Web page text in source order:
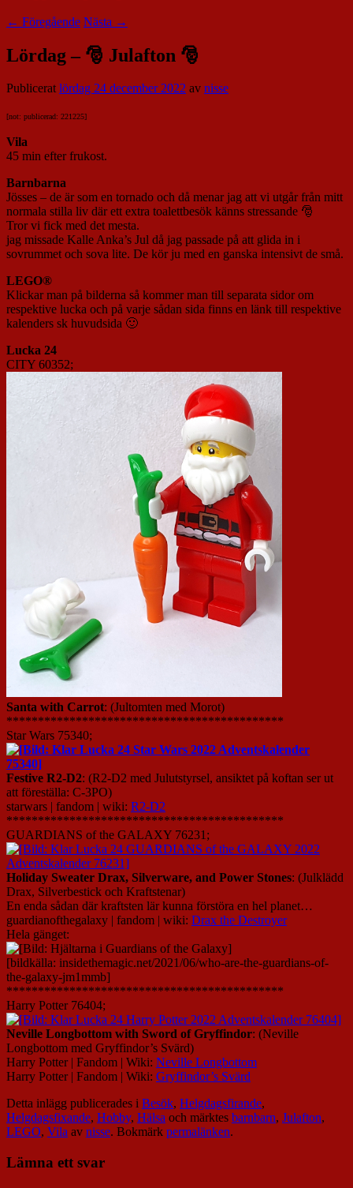
← Föregående Nästa →
Lördag – 🎅 Julafton 🎅
Publiceratlördag 24 december 2022 av nisse
[not: publicerad: 221225]
Vila
45 min efter frukost.
Barnbarna
Jösses – de är som en tornado och då menar jag att vi utgår från mitt
normala stilla liv där ett extra toalettbesök känns stressande 🎅
Tror vi fick med det mesta.
jag missade Kalle Anka’s Jul då jag passade på att glida in i
sovrummet och sova lite. De kör ju med en ganska intensivt de små.
LEGO®
Klickar man på bilderna så kommer man till separata sidor om
respektive lucka och på varje sådan sida finns en länk till respektive
kalenders sk huvudsida 🙂
Lucka 24
CITY 60352;
Santa with Carrot: (Jultomten med Morot)
********************************************
Star Wars 75340;
Festive R2-D2: (R2-D2 med Julutstyrsel, ansiktet på koftan ser ut
att föreställa: C-3PO)
starwars | fandom | wiki: R2-D2
********************************************
GUARDIANS of the GALAXY 76231;
Holiday Sweater Drax, Silverware, and Power Stones: (Julklädd
Drax, Silverbestick och Kraftstenar)
En enda sådan där kraftsten lär kunna förstöra en hel planet…
guardianofthegalaxy | fandom | wiki: Drax the Destroyer
Hela gänget:
[bildkälla: insidethemagic.net/2021/06/who-are-the-guardians-of-
the-galaxy-jm1mmb]
********************************************
Harry Potter 76404;
Neville Longbottom with Sword of Gryffindor: (Neville
Longbottom med Gryffindor’s Svärd)
Harry Potter | Fandom | Wiki: Neville Longbottom
Harry Potter | Fandom | Wiki: Gryffindor’s Svärd
Detta inlägg publicerades i Besök, Helgdagsfirande,
Helgdagsfixande, Hobby, Hälsa och märktes barnbarn, Julafton,
LEGO, Vila av nisse. Bokmärk permalänken.
Lämna ett svar